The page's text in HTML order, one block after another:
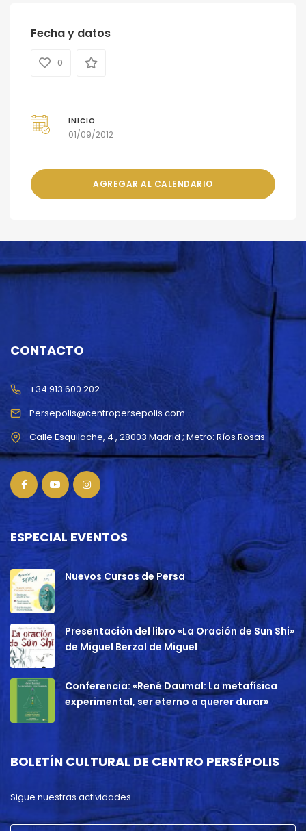
Fecha y datos
0
INICIO
01/09/2012
AGREGAR AL CALENDARIO
CONTACTO
Persepolis@centropersepolis.com
+34 913 600 202
ESPECIAL EVENTOS
Nuevos Cursos de Persa
Presentación del libro «La Oración de Sun Shi»
de Miguel Berzal de Miguel
Conferencia: «René Daumal: La metafísica
experimental, ser eterno a querer durar»
BOLETÍN CULTURAL DE CENTRO PERSÉPOLIS
Sigue nuestras actividades.